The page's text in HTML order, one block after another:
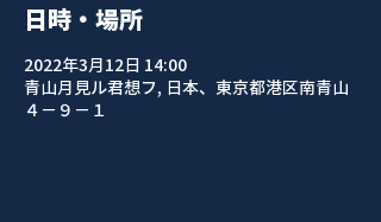
日時・場所
2022年3月12日 14:00
青山月見ル君想フ, 日本、東京都港区南青山
４−９−１